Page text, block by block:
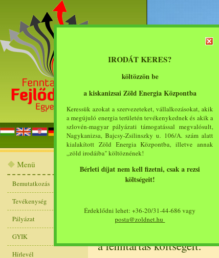
IRODÁT KERES?
költözzön be
a kiskanizsai Zöld Energia Központba
Keressük azokat a szervezeteket, vállalkozásokat, akik
a megújuló energia területén tevékenykednek és akik a
szlovén-magyar pályázati támogatással megvalósult,
Nagykanizsa, Bajcsy-Zsilinszky u. 106/A. szám alatt
kialakított Zöld Energia Központba, illetve annak
„zöld irodáiba" költöznének!
Bérleti díjat nem kell fizetni, csak a rezsi
költségeit!
Érdeklődni lehet: +36-20/31-44-686 vagy
posta@zoldnet.hu
főoldal
Menü
Bemutatkozás
Tevékenység
Pályázat
GYIK
Hírlevél
2012. március
Központba
A betelepülő szervezetek
a fenntartás költségeit.